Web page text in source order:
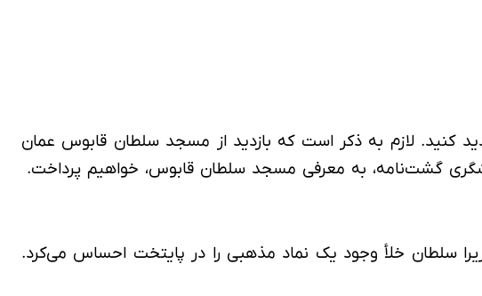
کنید. لازم به ذکر است که بازدید از مسجد سلطان قابوس عمان
گشت‌نامه، به معرفی مسجد سلطان قابوس، خواهیم پرداخت.
سلطان خلأ وجود یک نماد مذهبی را در پایتخت احساس می‌کرد.